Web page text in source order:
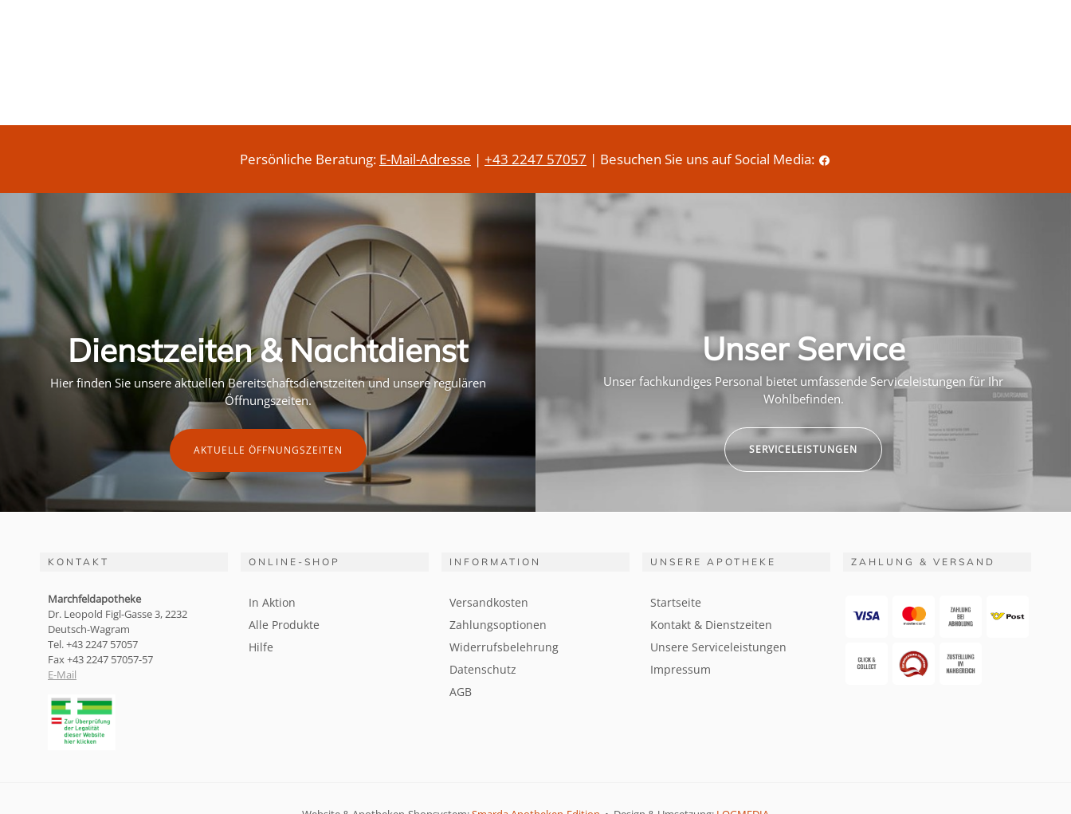
Persönliche Beratung: E-Mail-Adresse | +43 2247 57057 | Besuchen Sie uns auf Social Media:
Dienstzeiten & Nachtdienst
Hier finden Sie unsere aktuellen Bereitschaftsdienstzeiten und unsere regulären
Öffnungszeiten.
AKTUELLE ÖFFNUNGSZEITEN
Unser Service
Unser fachkundiges Personal bietet umfassende Serviceleistungen für Ihr
Wohlbefinden.
SERVICELEISTUNGEN
KONTAKT
Marchfeldapotheke
Dr. Leopold Figl-Gasse 3, 2232
Deutsch-Wagram
Tel. +43 2247 57057
Fax +43 2247 57057-57
E-Mail
ONLINE-SHOP
In Aktion
Alle Produkte
Hilfe
INFORMATION
Versandkosten
Zahlungsoptionen
Widerrufsbelehrung
Datenschutz
AGB
UNSERE APOTHEKE
Startseite
Kontakt & Dienstzeiten
Unsere Serviceleistungen
Impressum
ZAHLUNG & VERSAND